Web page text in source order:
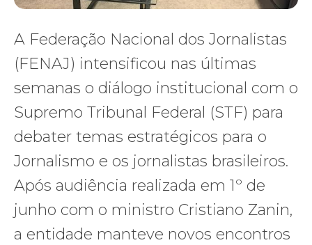
A Federação Nacional dos Jornalistas
(FENAJ) intensificou nas últimas
semanas o diálogo institucional com o
Supremo Tribunal Federal (STF) para
debater temas estratégicos para o
Jornalismo e os jornalistas brasileiros.
Após audiência realizada em 1º de
junho com o ministro Cristiano Zanin,
a entidade manteve novos encontros